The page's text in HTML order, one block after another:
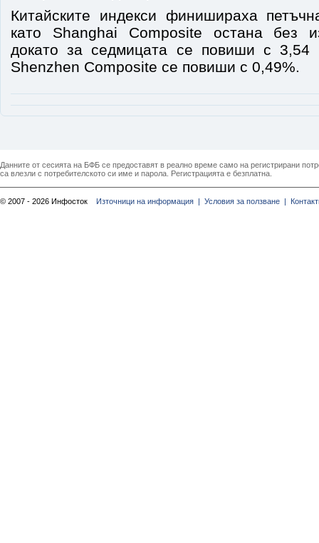
Китайските индекси финишираха
като Shanghai Composite остана без
докато за седмицата се повиши с 3,54
Shenzhen Composite се повиши с 0,49%.
Данните от сесията на БФБ се предоставят в реално време само на регистрирани
са влезли с потребителското си име и парола. Регистрацията е безплатна.
© 2007 - 2026 Инфосток Източници на информация | Условия за ползване |